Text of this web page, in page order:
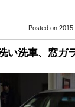
Posted on
い洗車、窓ガ